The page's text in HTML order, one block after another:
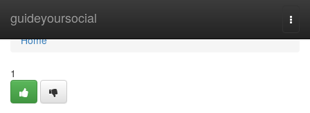
guideyoursocial
Home
Home
1